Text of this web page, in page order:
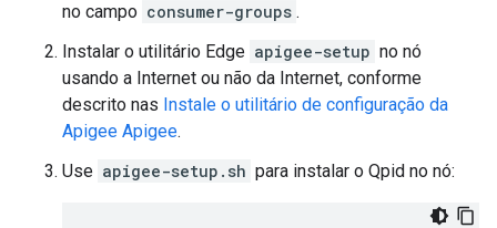
no campo consumer-groups .
Instalar o utilitário Edge apigee-setup no nó
usando a Internet ou não da Internet, conforme
descrito nas Instale o utilitário de configuração da
Apigee Apigee.
Use apigee-setup.sh para instalar o Qpid no nó: